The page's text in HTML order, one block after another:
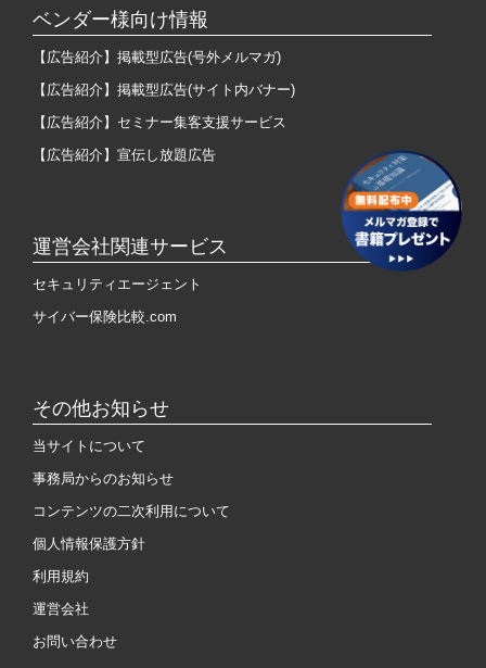
ベンダー様向け情報
【広告紹介】掲載型広告(号外メルマガ)
【広告紹介】掲載型広告(サイト内バナー)
【広告紹介】セミナー集客支援サービス
【広告紹介】宣伝し放題広告
運営会社関連サービス
セキュリティエージェント
サイバー保険比較.com
その他お知らせ
当サイトについて
事務局からのお知らせ
コンテンツの二次利用について
個人情報保護方針
利用規約
運営会社
お問い合わせ